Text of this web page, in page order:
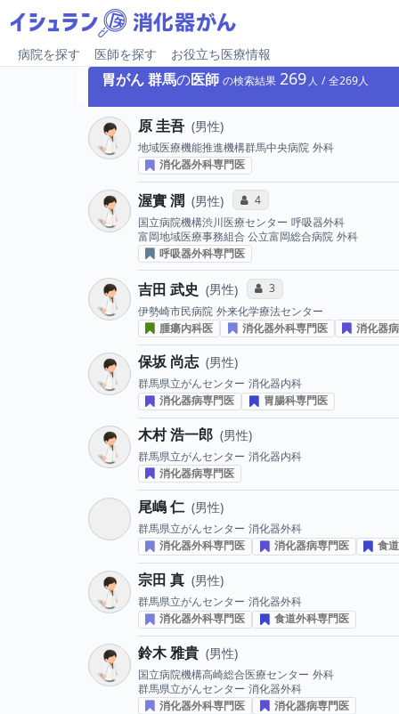
病院を探す 医師を探す お役立ち医療情報
胃がん群馬の医師 の検索結果 269 269
原 圭吾 男性
地域医療機能推進機構群馬中央病院 外科
消化器外科専門医
渥實 潤 男性 コミュニケーション・タイプ投
4
国立病院機構渋川医療センター 呼吸器外科
富岡地域医療事務組合 公立富岡総合病院 外科
呼吸器外科専門医
吉田 武史 男性 コミュニケーション・タイプ
3
伊勢崎市民病院 外来化学療法センター
腫瘍内科医
消化器外科専門医 消化器
保坂 尚志 男性
群馬県立がんセンター 消化器内科
消化器病専門医
胃腸科専門医
木村 浩一郎 男性
群馬県立がんセンター 消化器内科
消化器病専門医
尾嶋 仁 男性
群馬県立がんセンター 消化器外科
消化器外科専門医
消化器病専門医 食
宗田 真 男性
群馬県立がんセンター 消化器外科
消化器外科専門医
食道外科専門医
鈴木 雅貴 男性
国立病院機構高崎総合医療センター 外科
群馬県立がんセンター 消化器外科
消化器外科専門医
消化器病専門医